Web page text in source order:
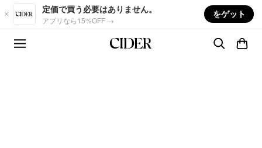
Skip to main content
定価で買う必要はありません。
アプリなら15%OFF →
をゲット